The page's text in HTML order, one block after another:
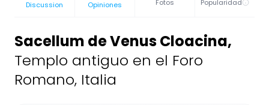
Discussion Opiniones Fotos Popularidad
Sacellum de Venus Cloacina,
Templo antiguo en el Foro
Romano, Italia